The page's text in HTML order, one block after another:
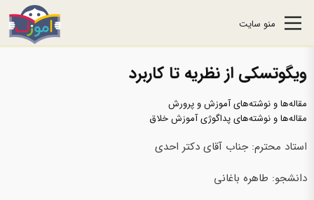
منو سایت
ویگوتسکی از نظریه تا کاربرد
مقاله‌ها و نوشته‌های آموزش و پرورش
مقاله‌ها و نوشته‌های پداگوژی آموزش خلاق
استاد محترم: جناب آقای دکتر احدی
دانشجو: طاهره باغانی